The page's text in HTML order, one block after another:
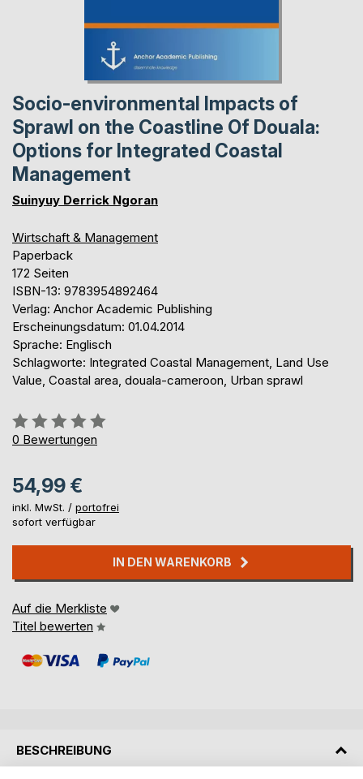
Socio-environmental Impacts of
Sprawl on the Coastline Of Douala:
Options for Integrated Coastal
Management
Suinyuy Derrick Ngoran
Wirtschaft & Management
Paperback
172 Seiten
ISBN-13: 9783954892464
Verlag: Anchor Academic Publishing
Erscheinungsdatum: 01.04.2014
Sprache: Englisch
Schlagworte: Integrated Coastal Management, Land Use
Value, Coastal area, douala-cameroon, Urban sprawl
Bewertung::
0%
0 Bewertungen
54,99 €
inkl. MwSt. / portofrei
sofort verfügbar
IN DEN WARENKORB
Auf die Merkliste
Titel bewerten
BESCHREIBUNG